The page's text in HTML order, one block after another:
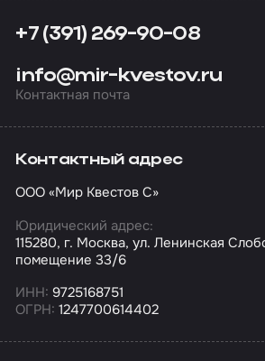
+7 (391) 269-90-08
info@mir-kvestov.ru
Контактная почта
Контактный адрес
ООО «Мир Квестов С»
Юридический адрес:
115280, г. Москва, ул. Ленинская
помещение 33/6
ИНН: 9725168751
ОГРН: 1247700614402